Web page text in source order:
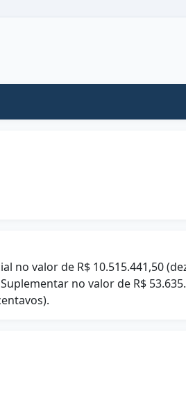
no valor de R$ 10.515.441,50
no valor de R$